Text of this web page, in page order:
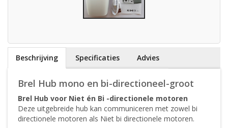
Beschrijving Specificaties Advies
Brel Hub mono en bi-directioneel-groot
Brel Hub voor Niet én Bi -directionele motoren
Deze uitgebreide hub kan communiceren met zowel bi
directionele motoren als Niet bi directionele motoren.